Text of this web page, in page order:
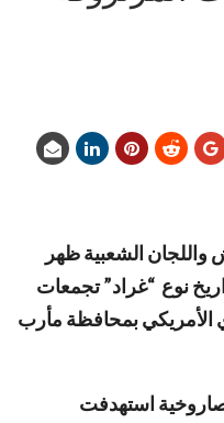
الشعبية ظهر
صواريخ نوع “غراد” تجمعات
الأمريكي بمحافظة مأرب
استهدفت